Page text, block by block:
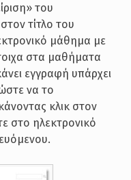
του
τίτλο του
μάθημα με
στα μαθήματα
εγγραφή υπάρχει
να το
κλικ στον
στο ηλεκτρονικό